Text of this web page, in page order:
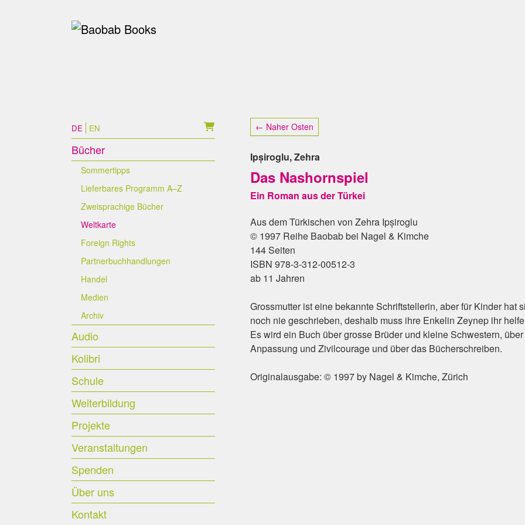
DE EN
Bücher
Sommertipps
Lieferbares Programm A–Z
Zweisprachige Bücher
Weltkarte
Foreign Rights
Partnerbuchhandlungen
Handel
Medien
Archiv
Audio
Kolibri
Schule
Weiterbildung
Projekte
Veranstaltungen
Spenden
Über uns
Kontakt
← Naher Osten
Ipșiroglu, Zehra
Das Nashornspiel
Ein Roman aus der Türkei
Aus dem Türkischen von Zehra Ipșiroglu
© 1997 Reihe Baobab bei Nagel & Kimche
144 Seiten
ISBN 978-3-312-00512-3
ab 11 Jahren
Grossmutter ist eine bekannte Schriftstellerin, aber für Kinder hat
noch nie geschrieben, deshalb muss ihre Enkelin Zeynep ihr
Es wird ein Buch über grosse Brüder und kleine Schwestern, über
Anpassung und Zivilcourage und über das Bücherschreiben.
Originalausgabe: © 1997 by Nagel & Kimche, Zürich